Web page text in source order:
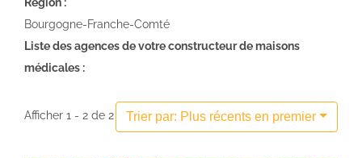
Bourgogne-Franche-Comté
Liste des agences de votre constructeur de maisons
médicales :
Afficher 1 - 2 de 2 Trier par: Plus récents en premier